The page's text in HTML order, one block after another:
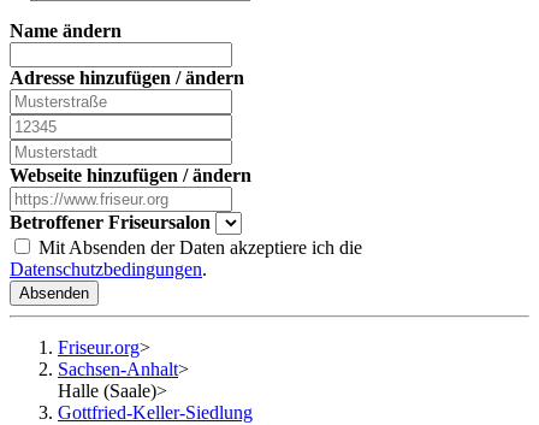
Name ändern
Adresse hinzufügen / ändern
Webseite hinzufügen / ändern
Betroffener Friseursalon
Mit Absenden der Daten akzeptiere ich die
Datenschutzbedingungen.
Absenden
Friseur.org>
Sachsen-Anhalt>
Halle (Saale)>
Gottfried-Keller-Siedlung